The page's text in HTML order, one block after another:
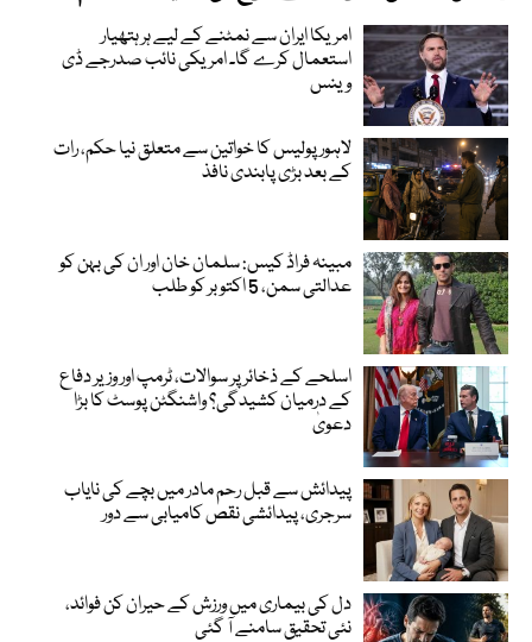
امریکا ایران سے نمٹنے کے لیے ہر ہتھیار
استعمال کرے گا۔ امریکی نائب صدرجے ڈی
وینس
لاہور پولیس کا خواتین سے متعلق نیا حکم، رات
کے بعد بڑی پابندی نافذ
مبینہ فراڈ کیس: سلمان خان اور ان کی بہن کو
عدالتی سمن، 5 اکتوبر کو طلب
اسلحے کے ذخائر پر سوالات، ٹرمپ اور وزیر دفاع
کے درمیان کشیدگی؟ واشنگٹن پوسٹ کا بڑا
دعویٰ
پیدائش سے قبل رحم مادر میں بچے کی نایاب
سرجری، پیدائشی نقص کامیابی سے دور
دل کی بیماری میں ورزش کے حیران کن فوائد،
نئی تحقیق سامنے آ گئی